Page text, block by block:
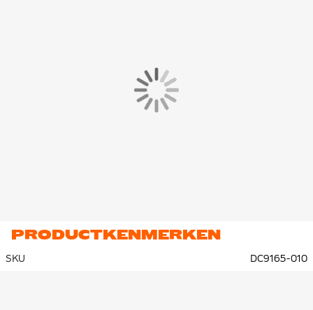
PRODUCTKENMERKEN
SKU DC9165-010